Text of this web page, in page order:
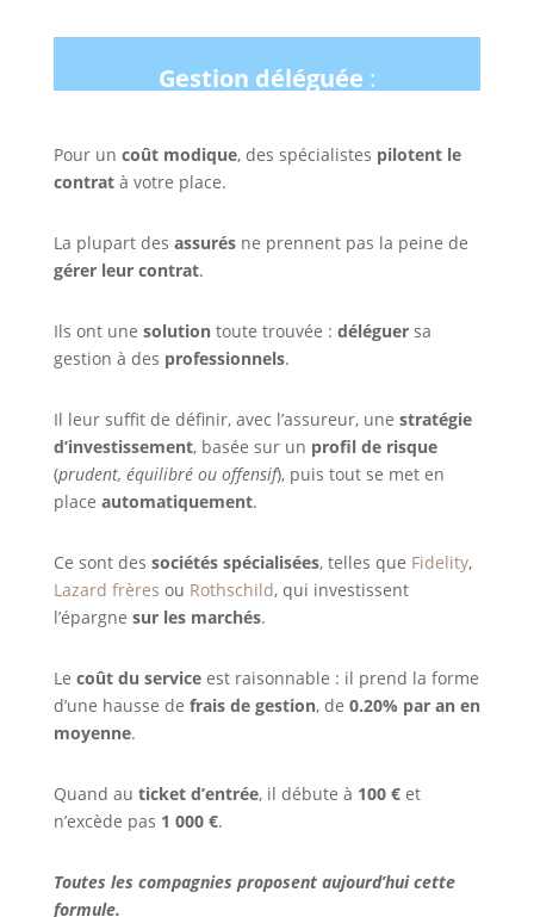
Gestion déléguée :
Pour un coût modique, des spécialistes pilotent le
contratà votre place.
La plupart des assurésne prennent pas la peine de
gérer leur contrat.
Ils ont une solutiontoute trouvée : déléguersa
gestion à des professionnels.
Il leur suffit de définir, avec l’assureur, une stratégie
d’investissement, basée sur un profil de risque
(prudent, équilibré ou offensif), puis tout se met en
place automatiquement.
Ce sont des sociétés spécialisées, telles que Fidelity,
Lazard frères ou Rothschild, qui investissent
l’épargne sur les marchés.
Le coût du serviceest raisonnable : il prend la forme
d’une hausse de frais de gestion, de 0.20% par an en
moyenne.
Quand au ticket d’entrée, il débute à 100 €et
n’excède pas 1 000 €.
Toutes les compagnies proposent aujourd’hui cette
formule.